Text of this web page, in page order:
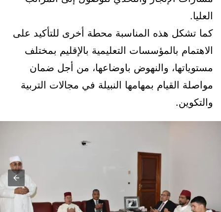
العليا.
كما تشكل هذه المناسبة محطة أخرى للتأكيد على
الاهتمام بالمؤسسات التعليمية بالإقليم بمختلف
مستوياتها، والنهوض باوضاعها، من أجل ضمان
مواصلة القيام بمهامها النبيلة في مجالات التربية
والتكوين.